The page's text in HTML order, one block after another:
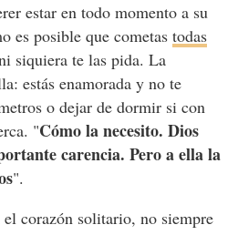
estar en todo momento a su
es posible que cometas todas
siquiera te las pida. La
estás enamorada y no te
o dejar de dormir si con
"Cómo la necesito. Dios
carencia. Pero a ella la
".
el corazón solitario, no siempre